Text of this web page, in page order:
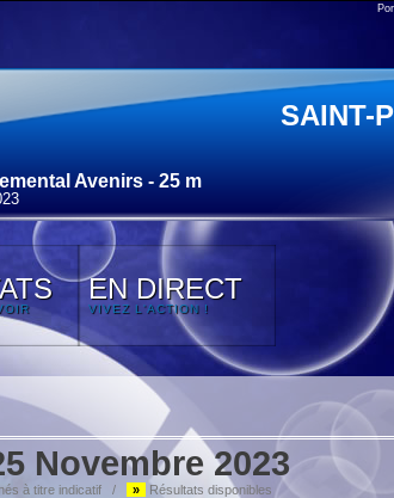
SAINT-
Avenirs - 25 m
EN DIRECT
VIVEZ L'ACTION !
Novembre 2023
à titre indicatif / » Résultats disponibles